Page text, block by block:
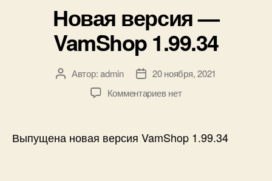
Новая версия —
VamShop 1.99.34
АвторАвтор:admin
Дата20 ноября, 2021
Комментариевк
версия
—
нет
Выпущена новая версия VamShop 1.99.34